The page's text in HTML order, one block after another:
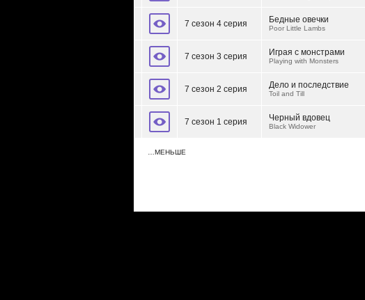
7 сезон 4 серия Бедные овечки
Poor Little Lambs
7 сезон 3 серия Играя с монстрами
Playing with Monsters
7 сезон 2 серия Дело и последствие
Toil and Till
7 сезон 1 серия Черный вдовец
Black Widower
…МЕНЬШЕ